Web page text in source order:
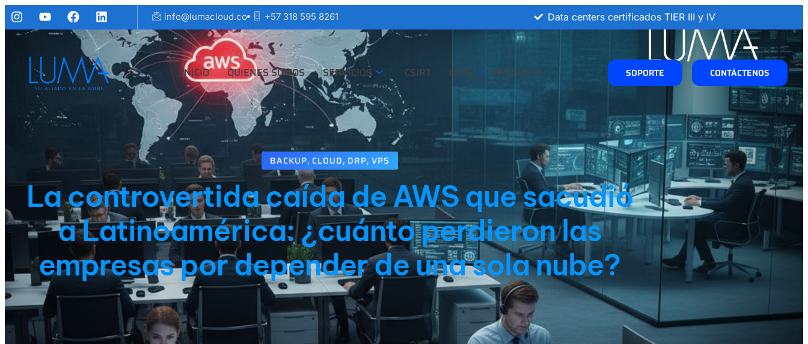
info@lumacloud.co +57 318 595 8261 Data centers certificados TIER III y IV
INICIO QUIENES SOMOS SERVICIOS CSIRT BLOG PARTNERS SOPORTE CONTÁCTENOS
BACKUP, CLOUD, DRP, VPS
La controvertida caída de AWS que sacudió
a Latinoamérica: ¿cuánto perdieron las
empresas por depender de una sola nube?